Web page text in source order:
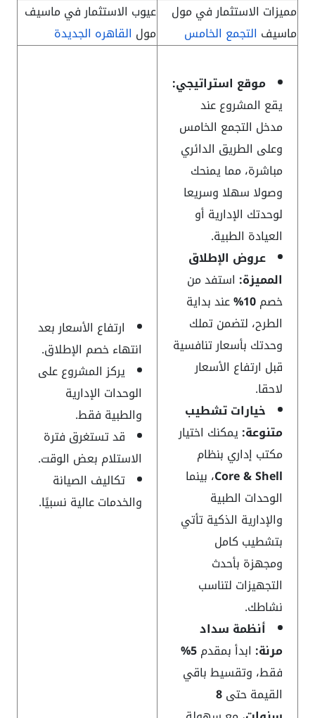
مميزات الاستثمار في مول
ماسيف التجمع الخامس
عيوب الاستثمار في ماسيف
مول القاهره الجديدة
موقع استراتيجي:
يقع المشروع عند
مدخل التجمع الخامس
وعلى الطريق الدائري
مباشرة، مما يمنحك
وصولا سهلا وسريعا
لوحدتك الإدارية أو
العيادة الطبية.
عروض الإطلاق
المميزة: استفد من
خصم10%
عند بداية
الطرح، لتضمن تملك
وحدتك بأسعار تنافسية
قبل ارتفاع الأسعار
لاحقا.
خيارات تشطيب
متنوعة:يمكنك اختيار
مكتب إداري بنظام
Core & Shell، بينما
الوحدات الطبية
والإدارية الذكية تأتي
بتشطيب كامل
ومجهزة بأحدث
التجهيزات لتناسب
نشاطك.
أنظمة سداد
مرنة: ابدأ بمقدم5%
فقط، وتقسيط باقي
القيمة حتى8
ارتفاع الأسعار بعد
انتهاء خصم الإطلاق.
يركز المشروع على
الوحدات الإدارية
والطبية فقط.
قد تستغرق فترة
الاستلام بعض الوقت.
تكاليف الصيانة
والخدمات عالية نسبيًا.